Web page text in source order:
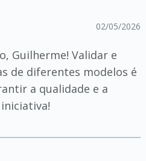
02/05/2026
Guilherme! Validar e
de diferentes modelos é
a qualidade e a